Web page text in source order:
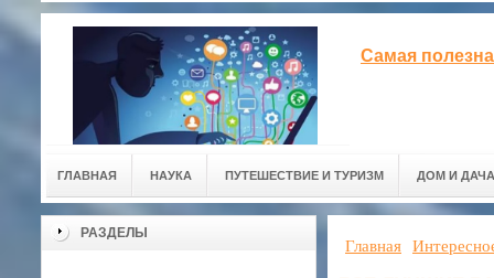
Самая
ГЛАВНАЯ НАУКА ПУТЕШЕСТВИЕ И ТУРИЗМ ДОМ И ДАЧА
РАЗДЕЛЫ
Главная